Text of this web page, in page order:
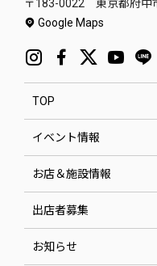
〒183-0022 東京都府
Google Maps
TOP
イベント情報
お店＆施設情報
出店者募集
お知らせ